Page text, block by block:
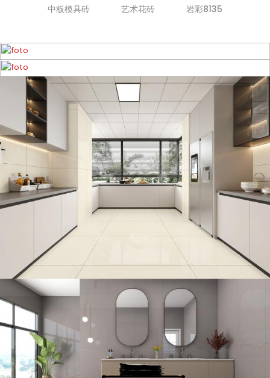
中板模具砖
艺术花砖 岩彩8135